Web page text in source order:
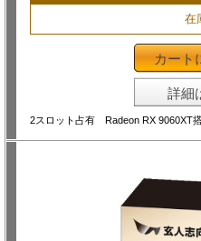
在
カート
詳細
2スロット占有 Radeon RX 9060XT